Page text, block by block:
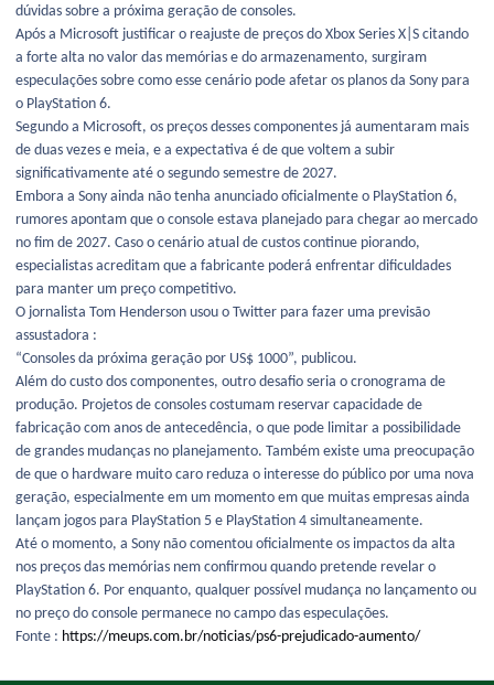
dúvidas sobre a próxima geração de consoles.
Após a Microsoft justificar o reajuste de preços do Xbox Series X|S citando
a forte alta no valor das memórias e do armazenamento, surgiram
especulações sobre como esse cenário pode afetar os planos da Sony para
o PlayStation 6.
Segundo a Microsoft, os preços desses componentes já aumentaram mais
de duas vezes e meia, e a expectativa é de que voltem a subir
significativamente até o segundo semestre de 2027.
Embora a Sony ainda não tenha anunciado oficialmente o PlayStation 6,
rumores apontam que o console estava planejado para chegar ao mercado
no fim de 2027. Caso o cenário atual de custos continue piorando,
especialistas acreditam que a fabricante poderá enfrentar dificuldades
para manter um preço competitivo.
O jornalista Tom Henderson usou o Twitter para fazer uma previsão
assustadora :
“Consoles da próxima geração por US$ 1000”, publicou.
Além do custo dos componentes, outro desafio seria o cronograma de
produção. Projetos de consoles costumam reservar capacidade de
fabricação com anos de antecedência, o que pode limitar a possibilidade
de grandes mudanças no planejamento. Também existe uma preocupação
de que o hardware muito caro reduza o interesse do público por uma nova
geração, especialmente em um momento em que muitas empresas ainda
lançam jogos para PlayStation 5 e PlayStation 4 simultaneamente.
Até o momento, a Sony não comentou oficialmente os impactos da alta
nos preços das memórias nem confirmou quando pretende revelar o
PlayStation 6. Por enquanto, qualquer possível mudança no lançamento ou
no preço do console permanece no campo das especulações.
Fonte : https://meups.com.br/noticias/ps6-prejudicado-aumento/